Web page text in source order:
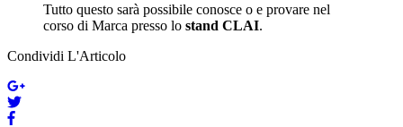
Tutto questo sarà possibile conosce o e provare nel
corso di Marca presso lo stand CLAI.
Condividi L'Articolo